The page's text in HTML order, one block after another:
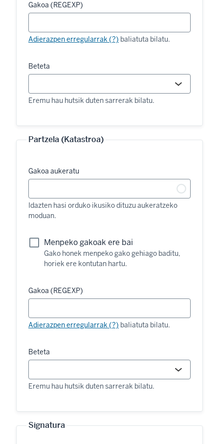
Gakoa (REGEXP)
Adierazpen erregularrak (?) baliatuta bilatu.
Beteta
Eremu hau hutsik duten sarrerak bilatu.
Partzela (Katastroa)
Gakoa aukeratu
Idazten hasi orduko ikusiko dituzu aukeratzeko
moduan.
Menpeko gakoak ere bai
Gako honek menpeko gako gehiago baditu,
horiek ere kontutan hartu.
Gakoa (REGEXP)
Adierazpen erregularrak (?) baliatuta bilatu.
Beteta
Eremu hau hutsik duten sarrerak bilatu.
Signatura